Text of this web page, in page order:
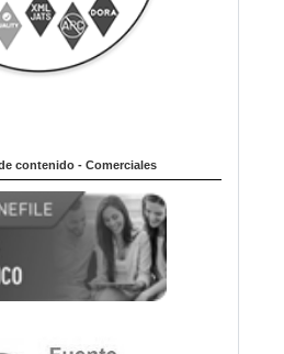
contenido - Comerciales